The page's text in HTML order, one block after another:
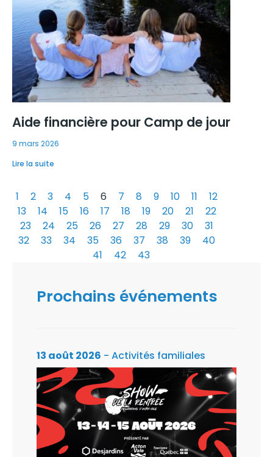
Aide financière pour Camp de jour
9 mars 2026
Lire la suite
1 2 3 4 5 6 7 8 9 10 11
12
13
14 15 16 17 18 19 20 21
22
23
24 25 26 27 28 29 30
31
32
33 34 35 36 37 38 39
40
41
42 43
Prochains événements
13 août 2026 - Activités familiales